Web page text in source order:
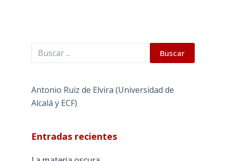
Buscar Buscar
Antonio Ruiz de Elvira (Universidad de
Alcalá y ECF)
Entradas recientes